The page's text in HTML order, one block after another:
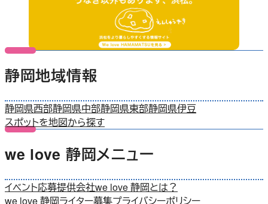
静岡地域情報
静岡県西部静岡県中部静岡県東部静岡県伊豆
スポットを地図から探す
we love 静岡メニュー
イベント応募提供会社we love 静岡とは？
we love 静岡ライター募集プライバシーポリシー